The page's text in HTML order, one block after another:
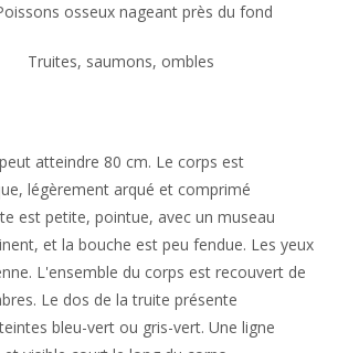
osseux nageant près du fond
Truites, saumons, ombles
atteindre 80 cm. Le corps est
légèrement arqué et comprimé
est petite, pointue, avec un museau
et la bouche est peu fendue. Les yeux
L'ensemble du corps est recouvert de
Le dos de la truite présente
bleu-vert ou gris-vert. Une ligne